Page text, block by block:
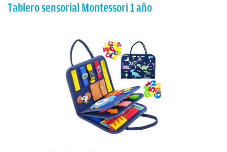
Tablero sensorial Montessori 1 año